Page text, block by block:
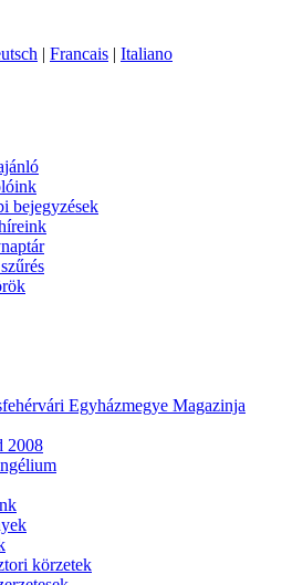
| Francais | Italiano
bejegyzések
Egyházmegye Magazinja
2008
körzetek